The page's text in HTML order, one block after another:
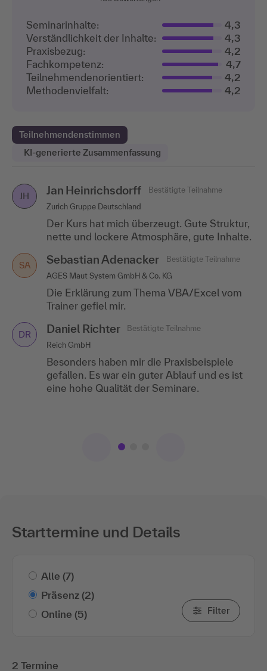
Seminarinhalte:
4,3
Verständlichkeit der Inhalte:
4,3
Praxisbezug:
4,2
Fachkompetenz:
4,7
Teilnehmenden­orientiert:
4,2
Methodenvielfalt:
4,2
Teilnehmendenstimmen
KI-generierte Zusammenfassung
JH Jan Heinrichsdorff
Bestätigte Teilnahme
Zurich Gruppe Deutschland
Der Kurs hat mich überzeugt. Gute Struktur,
nette und lockere Atmosphäre, gute Inhalte.
SA Sebastian Adenacker
Bestätigte Teilnahme
AGES Maut System GmbH & Co. KG
Die Erklärung zum Thema VBA/Excel vom
Trainer gefiel mir.
DR Daniel Richter
Bestätigte Teilnahme
Reich GmbH
Besonders haben mir die Praxisbeispiele
gefallen. Es war ein guter Ablauf und es ist
eine hohe Qualität der Seminare.
AS Alexander Schmitz
Bestätigte Teilnahme
BLG Handelslogistik GmbH & Co. KG Koblenz
Gefallen haben mir die Arbeiten an den
Beispielen und selbst mitzumachen. Sehr
Strukturierung... Mehr anzeigen
Emmanuel Rosenkranz
Samson AG
gefiel mir.
Simone Bittl
Max-Planck-Gesellschaft
Die Geduld und Ruhe von Herrn Seelhöfer
CH Carolin Heinzelmann
Bestätigte Teilnahme
MGH GussTec GmbH & Co.KG
Der firmenbezogene Umgang mit den neu
erlernten Kenntnissen hat mir gefallen. Es
gab noch nie ein... Mehr anzeigen
Starttermine und Details
Alle (7)
Präsenz (2)
Online (5) Filter
2 Termine